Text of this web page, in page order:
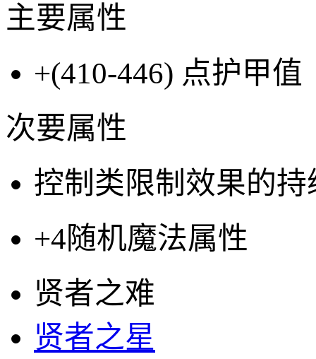
主要属性
+(410-446) 点护甲值
次要属性
控制类限制效果的
+4随机魔法属性
贤者之难
贤者之星